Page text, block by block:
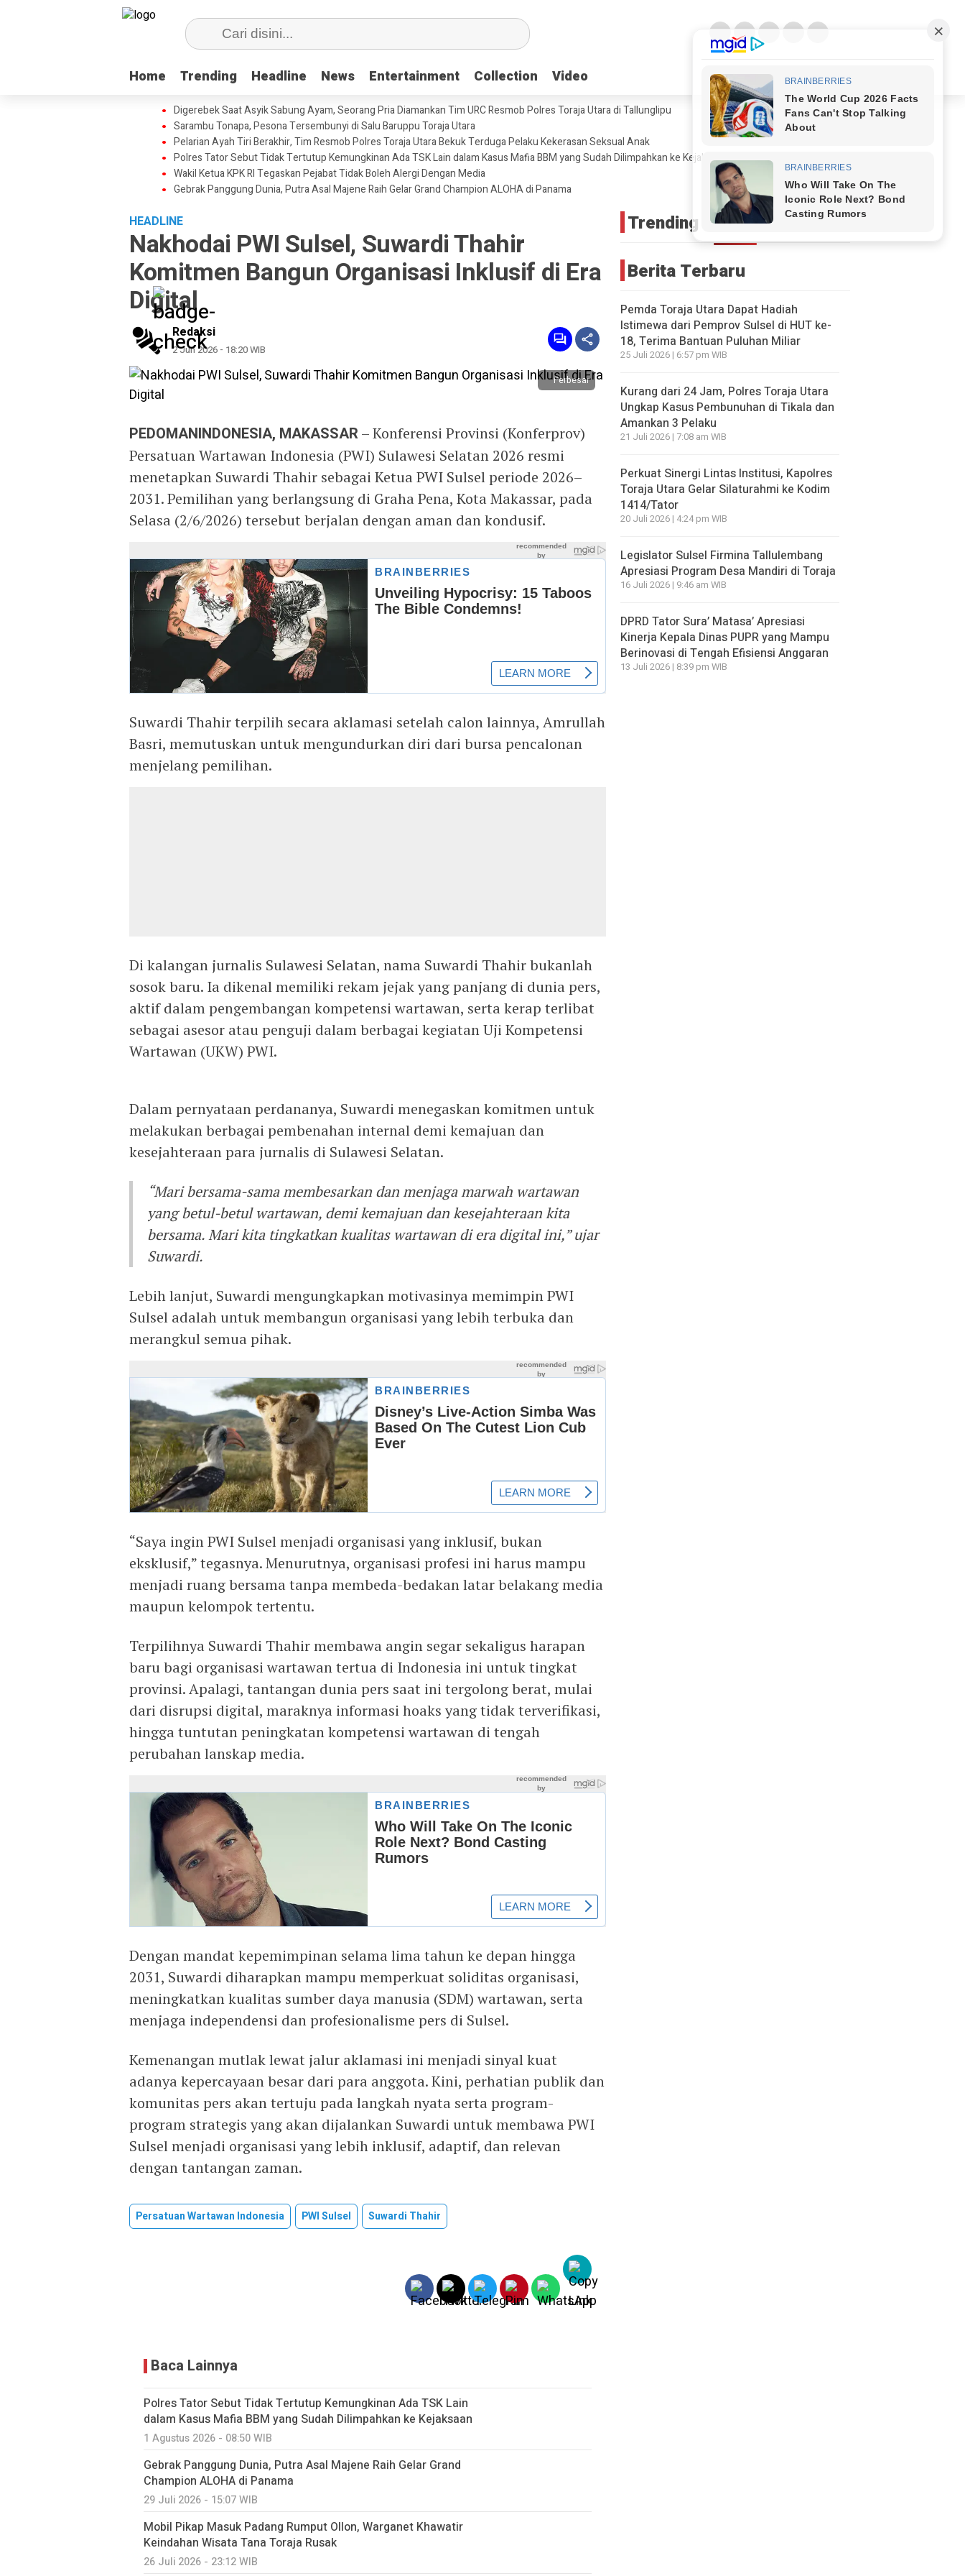
Home Trending Headline News Entertainment Collection Video
Home Trending Headline News Entertainment Collection Video
Digerebek Saat Asyik Sabung Ayam, Seorang Pria Diamankan Tim URC Resmob Polres Toraja Utara di Tallunglipu ​
Sarambu Tonapa, Pesona Tersembunyi di Salu Baruppu Toraja Utara
Pelarian Ayah Tiri Berakhir, Tim Resmob Polres Toraja Utara Bekuk Terduga Pelaku Kekerasan Seksual Anak
Polres Tator Sebut Tidak Tertutup Kemungkinan Ada TSK Lain dalam Kasus Mafia BBM yang Sudah Dilimpahkan ke Kejaksaan
Wakil Ketua KPK RI Tegaskan Pejabat Tidak Boleh Alergi Dengan Media
Gebrak Panggung Dunia, Putra Asal Majene Raih Gelar Grand Champion ALOHA di Panama
HEADLINE
Nakhodai PWI Sulsel, Suwardi Thahir
Komitmen Bangun Organisasi Inklusif di Era
Digital
Redaksi
2 Jun 2026 - 18:20 WIB
Perbesar
PEDOMANINDONESIA, MAKASSAR– Konferensi Provinsi (Konferprov)
Persatuan Wartawan Indonesia (PWI) Sulawesi Selatan 2026 resmi
menetapkan Suwardi Thahir sebagai Ketua PWI Sulsel periode 2026–
2031. Pemilihan yang berlangsung di Graha Pena, Kota Makassar, pada
Selasa (2/6/2026) tersebut berjalan dengan aman dan kondusif.
Suwardi Thahir terpilih secara aklamasi setelah calon lainnya, Amrullah
Basri, memutuskan untuk mengundurkan diri dari bursa pencalonan
menjelang pemilihan.
Di kalangan jurnalis Sulawesi Selatan, nama Suwardi Thahir bukanlah
sosok baru. Ia dikenal memiliki rekam jejak yang panjang di dunia pers,
aktif dalam pengembangan kompetensi wartawan, serta kerap terlibat
sebagai asesor atau penguji dalam berbagai kegiatan Uji Kompetensi
Wartawan (UKW) PWI.
Dalam pernyataan perdananya, Suwardi menegaskan komitmen untuk
melakukan berbagai pembenahan internal demi kemajuan dan
kesejahteraan para jurnalis di Sulawesi Selatan.
“Mari bersama-sama membesarkan dan menjaga marwah wartawan
yang betul-betul wartawan, demi kemajuan dan kesejahteraan kita
bersama. Mari kita tingkatkan kualitas wartawan di era digital ini,” ujar
Suwardi.
Lebih lanjut, Suwardi mengungkapkan motivasinya memimpin PWI
Sulsel adalah untuk membangun organisasi yang lebih terbuka dan
merangkul semua pihak.
“Saya ingin PWI Sulsel menjadi organisasi yang inklusif, bukan
eksklusif,” tegasnya. Menurutnya, organisasi profesi ini harus mampu
menjadi ruang bersama tanpa membeda-bedakan latar belakang media
maupun kelompok tertentu.
Terpilihnya Suwardi Thahir membawa angin segar sekaligus harapan
baru bagi organisasi wartawan tertua di Indonesia ini untuk tingkat
provinsi. Apalagi, tantangan dunia pers saat ini tergolong berat, mulai
dari disrupsi digital, maraknya informasi hoaks yang tidak terverifikasi,
hingga tuntutan peningkatan kompetensi wartawan di tengah
perubahan lanskap media.
Dengan mandat kepemimpinan selama lima tahun ke depan hingga
2031, Suwardi diharapkan mampu memperkuat soliditas organisasi,
meningkatkan kualitas sumber daya manusia (SDM) wartawan, serta
menjaga independensi dan profesionalisme pers di Sulsel.
Kemenangan mutlak lewat jalur aklamasi ini menjadi sinyal kuat
adanya kepercayaan besar dari para anggota. Kini, perhatian publik dan
komunitas pers akan tertuju pada langkah nyata serta program-
program strategis yang akan dijalankan Suwardi untuk membawa PWI
Sulsel menjadi organisasi yang lebih inklusif, adaptif, dan relevan
dengan tantangan zaman.
Persatuan Wartawan Indonesia PWI Sulsel Suwardi Thahir
Baca Lainnya
Polres Tator Sebut Tidak Tertutup Kemungkinan Ada TSK Lain
dalam Kasus Mafia BBM yang Sudah Dilimpahkan ke Kejaksaan
1 Agustus 2026 - 08:50 WIB
Gebrak Panggung Dunia, Putra Asal Majene Raih Gelar Grand
Champion ALOHA di Panama
29 Juli 2026 - 15:07 WIB
Mobil Pikap Masuk Padang Rumput Ollon, Warganet Khawatir
Keindahan Wisata Tana Toraja Rusak
26 Juli 2026 - 23:12 WIB
Trending
Berita Terbaru
Pemda Toraja Utara Dapat Hadiah
Istimewa dari Pemprov Sulsel di HUT ke-
18, Terima Bantuan Puluhan Miliar
25 Juli 2026 | 6:57 pm WIB
Kurang dari 24 Jam, Polres Toraja Utara
Ungkap Kasus Pembunuhan di Tikala dan
Amankan 3 Pelaku
21 Juli 2026 | 7:08 am WIB
Perkuat Sinergi Lintas Institusi, Kapolres
Toraja Utara Gelar Silaturahmi ke Kodim
1414/Tator
20 Juli 2026 | 4:24 pm WIB
Legislator Sulsel Firmina Tallulembang
Apresiasi Program Desa Mandiri di Toraja
16 Juli 2026 | 9:46 am WIB
DPRD Tator Sura’ Matasa’ Apresiasi
Kinerja Kepala Dinas PUPR yang Mampu
Berinovasi di Tengah Efisiensi Anggaran
13 Juli 2026 | 8:39 pm WIB